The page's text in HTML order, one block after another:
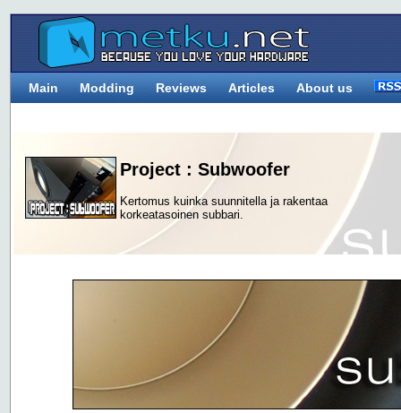
Main Modding Reviews Articles About us
Project : Subwoofer
Kertomus kuinka suunnitella ja rakentaa
korkeatasoinen subbari.